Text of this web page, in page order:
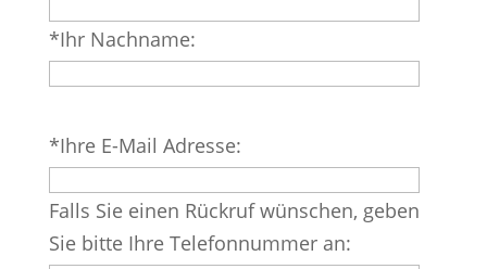
dieses
Feld
leer.
*Ihr Nachname:
lasse
dieses
Feld
leer.
*Ihre E-Mail Adresse:
Falls Sie einen Rückruf wünschen, geben
Sie bitte Ihre Telefonnummer an: